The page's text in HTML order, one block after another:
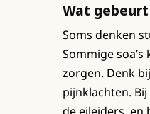
Wat
Soms denken
Sommige
zorgen. Denk
pijnklachten.